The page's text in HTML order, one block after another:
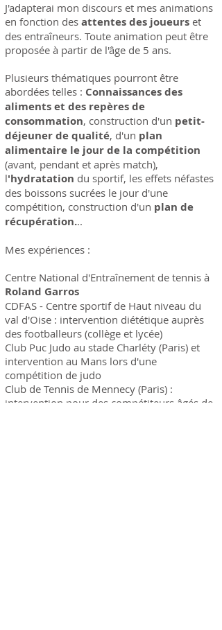
J'adapterai mon discours et mes animations
en fonction des attentes des joueurs et
des entraîneurs. Toute animation peut être
proposée à partir de l'âge de 5 ans.
Plusieurs thématiques pourront être
abordées telles : Connaissances des
aliments et des repères de
consommation, construction d'un petit-
déjeuner de qualité, d'un plan
alimentaire le jour de la compétition
(avant, pendant et après match),
l'hydratation du sportif, les effets néfastes
des boissons sucrées le jour d'une
compétition, construction d'un plan de
récupération...
Mes expériences :
Centre National d'Entraînement de tennis à
Roland Garros
CDFAS - Centre sportif de Haut niveau du
val d'Oise : intervention diététique auprès
des footballeurs (collège et lycée)
Club Puc Judo au stade Charléty (Paris) et
intervention au Mans lors d'une
compétition de judo
Club de Tennis de Mennecy (Paris) :
intervention pour des compétiteurs âgés de